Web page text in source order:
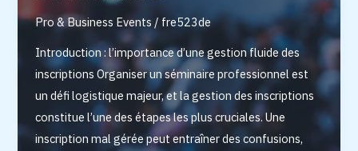
Pro & Business Events / fre523de
Introduction : l’importance d’une gestion fluide des
inscriptions Organiser un séminaire professionnel est
un défi logistique majeur, et la gestion des inscriptions
constitue l’une des étapes les plus cruciales. Une
inscription mal gérée peut entraîner des confusions,